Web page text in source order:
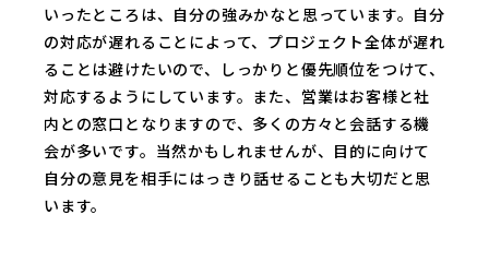
いったところは、自分の強みかなと思っています。自分
の対応が遅れることによって、プロジェクト全体が遅れ
ることは避けたいので、しっかりと優先順位をつけて、
対応するようにしています。また、営業はお客様と社
内との窓口となりますので、多くの方々と会話する機
会が多いです。当然かもしれませんが、目的に向けて
自分の意見を相手にはっきり話せることも大切だと思
います。